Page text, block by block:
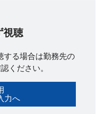
視聴
する場合は勤務先の
ください。
力へ